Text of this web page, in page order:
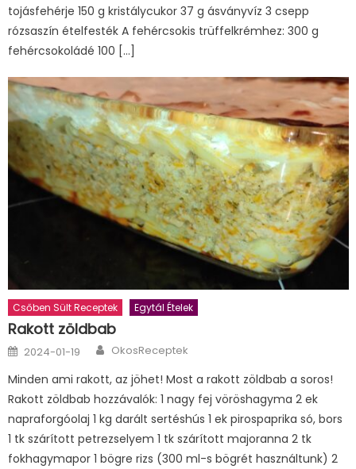
tojásfehérje 150 g kristálycukor 37 g ásványvíz 3 csepp
rózsaszín ételfesték A fehércsokis trüffelkrémhez: 300 g
fehércsokoládé 100 […]
Csőben Sült Receptek Egytál Ételek
Rakott zöldbab
Posted
on
2024-01-19 Author
OkosReceptek
Minden ami rakott, az jöhet! Most a rakott zöldbab a soros!
Rakott zöldbab hozzávalók: 1 nagy fej vöröshagyma 2 ek
napraforgóolaj 1 kg darált sertéshús 1 ek pirospaprika só, bors
1 tk szárított petrezselyem 1 tk szárított majoranna 2 tk
fokhagymapor 1 bögre rizs (300 ml-s bögrét használtunk) 2